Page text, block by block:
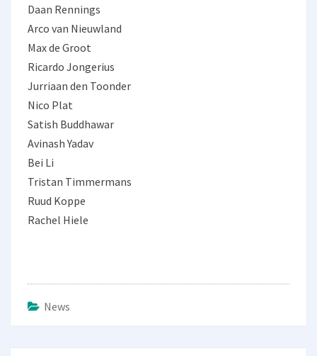
Daan Rennings
Arco van Nieuwland
Max de Groot
Ricardo Jongerius
Jurriaan den Toonder
Nico Plat
Satish Buddhawar
Avinash Yadav
Bei Li
Tristan Timmermans
Ruud Koppe
Rachel Hiele
News